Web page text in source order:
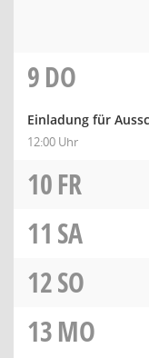
9DO
Einladung für
12:00 Uhr
10FR
11 SA
12SO
13MO